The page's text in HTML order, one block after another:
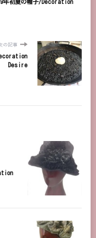
年初夏の帽子/Decoration
の記事
Desire